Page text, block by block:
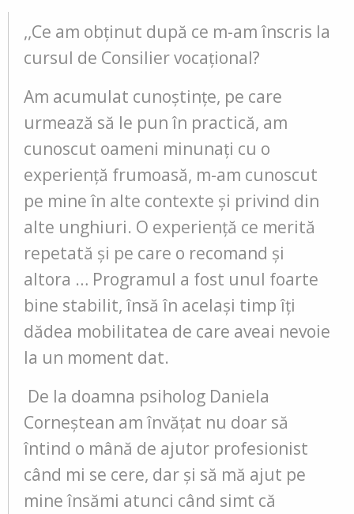
,,Ce am obținut după ce m-am înscris la
cursul de Consilier vocațional?
Am acumulat cunoștințe, pe care
urmează să le pun în practică, am
cunoscut oameni minunaţi cu o
experienţă frumoasă, m-am cunoscut
pe mine în alte contexte și privind din
alte unghiuri. O experienţă ce merită
repetată şi pe care o recomand şi
altora … Programul a fost unul foarte
bine stabilit, însă în același timp îți
dădea mobilitatea de care aveai nevoie
la un moment dat.
De la doamna psiholog Daniela
Corneștean am învățat nu doar să
întind o mână de ajutor profesionist
când mi se cere, dar și să mă ajut pe
mine însămi atunci când simt că